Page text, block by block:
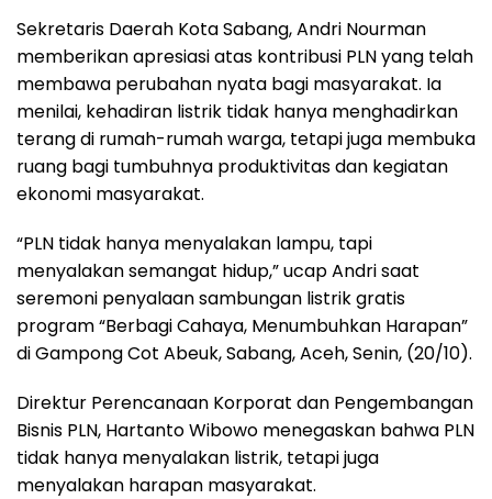
Sekretaris Daerah Kota Sabang, Andri Nourman
memberikan apresiasi atas kontribusi PLN yang telah
membawa perubahan nyata bagi masyarakat. Ia
menilai, kehadiran listrik tidak hanya menghadirkan
terang di rumah-rumah warga, tetapi juga membuka
ruang bagi tumbuhnya produktivitas dan kegiatan
ekonomi masyarakat.
“PLN tidak hanya menyalakan lampu, tapi
menyalakan semangat hidup,” ucap Andri saat
seremoni penyalaan sambungan listrik gratis
program “Berbagi Cahaya, Menumbuhkan Harapan”
di Gampong Cot Abeuk, Sabang, Aceh, Senin, (20/10).
Direktur Perencanaan Korporat dan Pengembangan
Bisnis PLN, Hartanto Wibowo menegaskan bahwa PLN
tidak hanya menyalakan listrik, tetapi juga
menyalakan harapan masyarakat.